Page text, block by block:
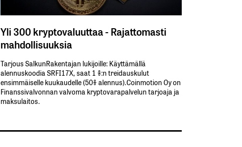
Yli 300 kryptovaluuttaa - Rajattomasti
mahdollisuuksia
Tarjous SalkunRakentajan lukijoille: Käyttämällä​ ​
alennuskoodia​ ​SRFI17X,​ ​saat​ ​1 %:n treidauskulut​ ​
ensimmäiselle​ ​kuukaudelle​ ​(50%​ ​alennus).Coinmotion Oy on
Finanssivalvonnan valvoma kryptovarapalvelun tarjoaja ja
maksulaitos.